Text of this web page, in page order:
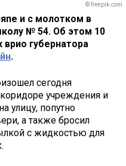
© freepik.com
и с молотком в
№ 54. Об этом 10
губернатора
.
сегодня
учреждения и
улицу, попутно
а также бросил
с жидкостью для